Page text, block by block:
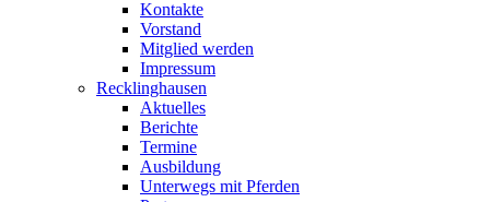
Kontakte
Vorstand
Mitglied werden
Impressum
Recklinghausen
Aktuelles
Berichte
Termine
Ausbildung
Unterwegs mit Pferden